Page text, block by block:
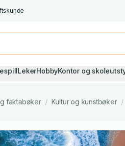
LekerHobbyKontor og
faktabøker / Kultur og kunstbøker /